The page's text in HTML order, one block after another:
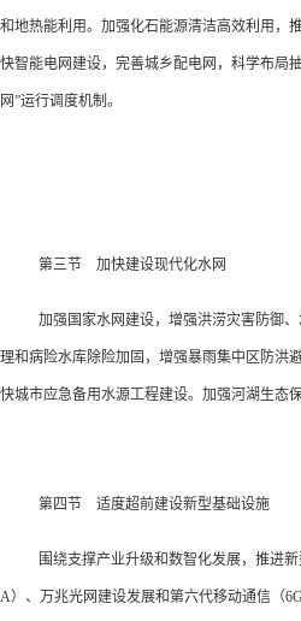
和地热能利用。加强化石能源清洁高效利用，
快智能电网建设，完善城乡配电网，科学布局
网”运行调度机制。
第三节 加快建设现代化水网
加强国家水网建设，增强洪涝灾害防御
理和病险水库除险加固，增强暴雨集中区防洪
快城市应急备用水源工程建设。加强河湖生态
第四节 适度超前建设新型基础设施
围绕支撑产业升级和数智化发展，推进
A）、万兆光网建设发展和第六代移动通信（